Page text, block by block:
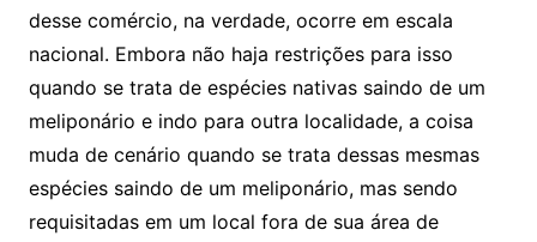
desse comércio, na verdade, ocorre em escala
nacional. Embora não haja restrições para isso
quando se trata de espécies nativas saindo de um
meliponário e indo para outra localidade, a coisa
muda de cenário quando se trata dessas mesmas
espécies saindo de um meliponário, mas sendo
requisitadas em um local fora de sua área de